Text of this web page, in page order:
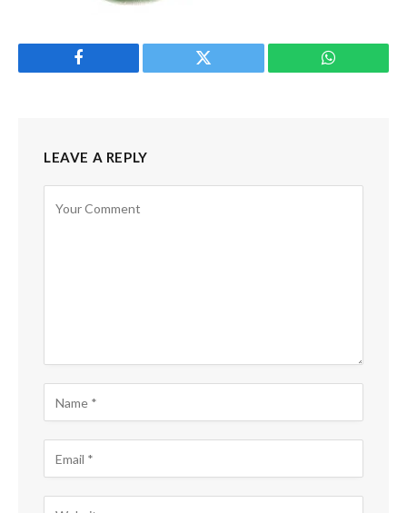
Facebook Twitter WhatsApp
LEAVE A REPLY